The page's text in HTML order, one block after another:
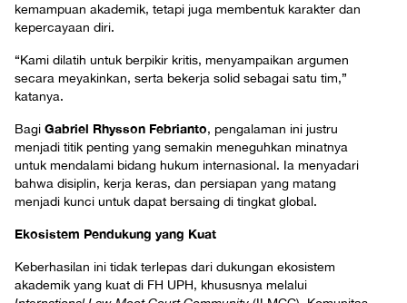
kemampuan akademik, tetapi juga membentuk karakter dan
kepercayaan diri.
“Kami dilatih untuk berpikir kritis, menyampaikan argumen
secara meyakinkan, serta bekerja solid sebagai satu tim,”
katanya.
Bagi Gabriel Rhysson Febrianto, pengalaman ini justru
menjadi titik penting yang semakin meneguhkan minatnya
untuk mendalami bidang hukum internasional. Ia menyadari
bahwa disiplin, kerja keras, dan persiapan yang matang
menjadi kunci untuk dapat bersaing di tingkat global.
Ekosistem Pendukung yang Kuat
Keberhasilan ini tidak terlepas dari dukungan ekosistem
akademik yang kuat di FH UPH, khususnya melalui